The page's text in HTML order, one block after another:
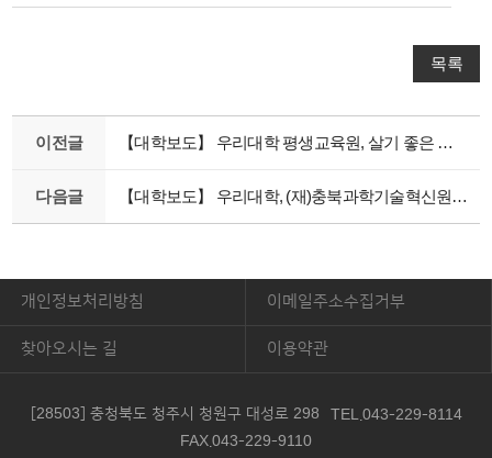
목록
이전글 【대학보도】 우리대학 평생교육원, 살기 좋은 지역사회 확산에 기여
다음글 【대학보도】 우리대학, (재)충북과학기술혁신원과 업무협약 체결
개인정보처리방침 이메일주소수집거부
찾아오시는 길 이용약관
[28503] 충청북도 청주시 청원구 대성로 298
TEL.043-229-8114
FAX.043-229-9110